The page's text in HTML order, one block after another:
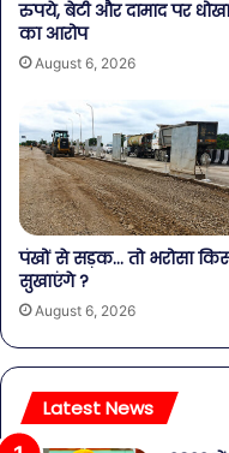
रुपये, बेटी और दामाद पर
का आरोप
August 6, 2026
पंखों से सड़क… तो भरोसा
सुखाएंगे ?
August 6, 2026
Latest News